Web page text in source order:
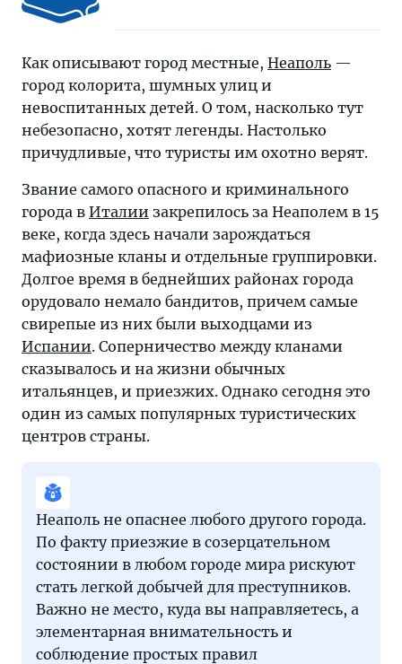
Как описывают город местные, Неаполь —
город колорита, шумных улиц и
невоспитанных детей. О том, насколько тут
небезопасно, хотят легенды. Настолько
причудливые, что туристы им охотно верят.
Звание самого опасного и криминального
города в Италии закрепилось за Неаполем в 15
веке, когда здесь начали зарождаться
мафиозные кланы и отдельные группировки.
Долгое время в беднейших районах города
орудовало немало бандитов, причем самые
свирепые из них были выходцами из
Испании. Соперничество между кланами
сказывалось и на жизни обычных
итальянцев, и приезжих. Однако сегодня это
один из самых популярных туристических
центров страны.
Неаполь не опаснее любого другого города.
По факту приезжие в созерцательном
состоянии в любом городе мира рискуют
стать легкой добычей для преступников.
Важно не место, куда вы направляетесь, а
элементарная внимательность и
соблюдение простых правил